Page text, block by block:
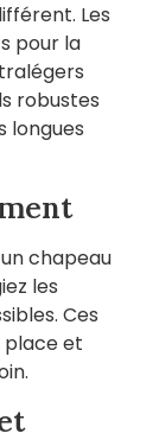
Les
pour la
robustes
longues
chapeau
les
Ces
et